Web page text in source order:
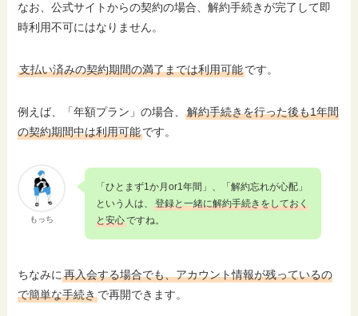
なお、公式サイトからの契約の場合、解約手続きが完了して即
時利用不可にはなりません。
支払い済みの契約期間の満了までは利用可能です。
例えば、「年額プラン」の場合、解約手続きを行った後も1年間
の契約期間中は利用可能です。
もっち
「ひとまず1か月or1年間」、「解約忘れが心配」
という人は、
登録と一緒に解約手続きをしておく
と安心ですね。
ちなみに再入会する場合でも、アカウント情報が残っているの
で簡単な手続きで再開できます。